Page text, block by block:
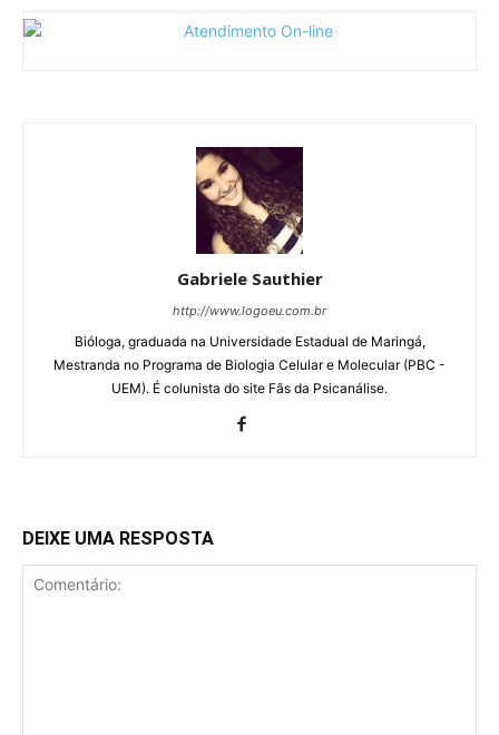
Gabriele Sauthier
http://www.logoeu.com.br
Bióloga, graduada na Universidade Estadual de Maringá,
Mestranda no Programa de Biologia Celular e Molecular (PBC -
UEM). É colunista do site Fãs da Psicanálise.
DEIXE UMA RESPOSTA